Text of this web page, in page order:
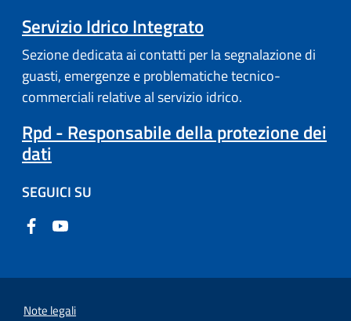
Servizio Idrico Integrato
Sezione dedicata ai contatti per la segnalazione di
guasti, emergenze e problematiche tecnico-
commerciali relative al servizio idrico.
Rpd - Responsabile della protezione dei
dati
SEGUICI SU
Note legali